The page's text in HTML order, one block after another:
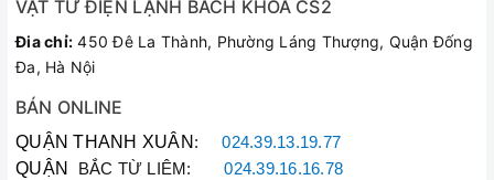
VẬT TƯ ĐIỆN LẠNH BÁCH KHOA CS2
Đia chỉ: 450 Đê La Thành, Phường Láng Thượng, Quận Đống
Đa, Hà Nội
BÁN ONLINE
QUẬN THANH XUÂN :024.39.13.19.77
QUẬN BẮC TỪ LIÊM:024.39.16.16.78